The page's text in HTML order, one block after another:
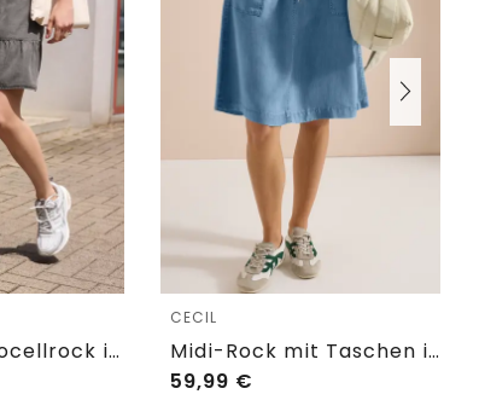
Knielanger Lyocellrock im Washed-Look
CECIL
Midi-Rock mit Taschen in Denim-Optik
59,99 €